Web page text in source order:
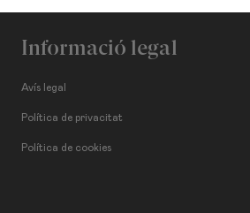
Informació legal
Avís legal
Política de privacitat
Política de cookies